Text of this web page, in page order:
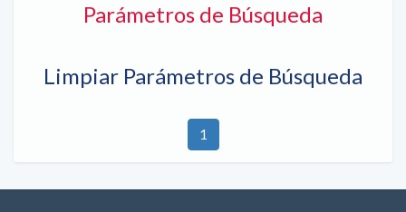
Parámetros de Búsqueda
Limpiar Parámetros de Búsqueda
1